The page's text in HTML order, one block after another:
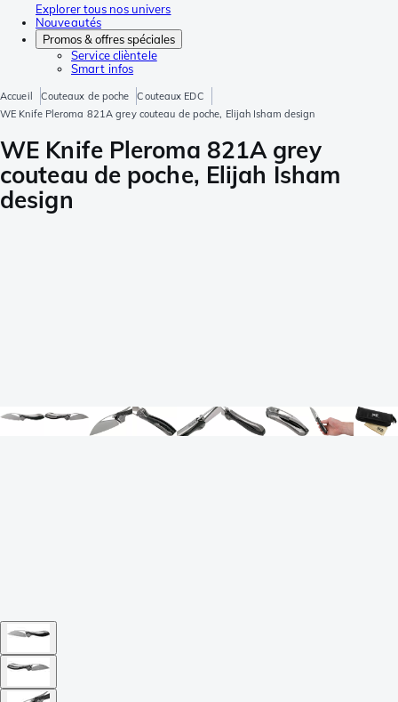
Explorer tous nos univers
Nouveautés
Promos & offres spéciales
Service clièntele
Smart infos
Accueil Couteaux de poche
Couteaux EDC
WE Knife Pleroma 821A grey couteau de poche, Elijah Isham design
WE Knife Pleroma 821A grey
couteau de poche, Elijah Isham
design